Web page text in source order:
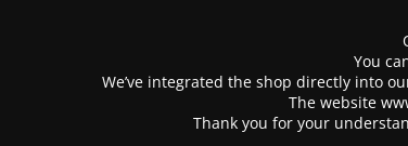
You
We’ve integrated the shop directly into
The website
Thank you for your